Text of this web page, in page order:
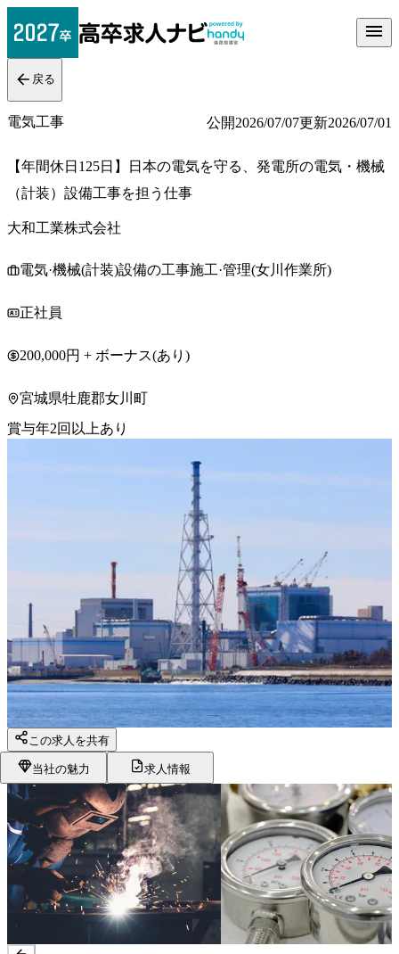
戻る
電気工事 公開2026/07/07更新2026/07/01
【年間休日125日】日本の電気を守る、発電所の電気・機械
（計装）設備工事を担う仕事
大和工業株式会社
電気·機械(計装)設備の工事施工·管理(女川作業所)
正社員
200,000円 + ボーナス(あり)
宮城県牡鹿郡女川町
賞与年2回以上あり
この求人を共有
当社の魅力 求人情報